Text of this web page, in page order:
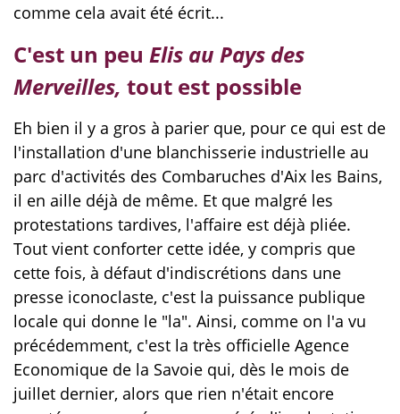
comme cela avait été écrit...
C'est un peu Elis au Pays des
Merveilles, tout est possible
Eh bien il y a gros à parier que, pour ce qui est de
l'installation d'une blanchisserie industrielle au
parc d'activités des Combaruches d'Aix les Bains,
il en aille déjà de même. Et que malgré les
protestations tardives, l'affaire est déjà pliée.
Tout vient conforter cette idée, y compris que
cette fois, à défaut d'indiscrétions dans une
presse iconoclaste, c'est la puissance publique
locale qui donne le "la". Ainsi, comme on l'a vu
précédemment, c'est la très officielle Agence
Economique de la Savoie qui, dès le mois de
juillet dernier, alors que rien n'était encore